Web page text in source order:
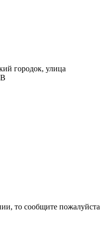
городок, улица
то сообщите пожалуйста